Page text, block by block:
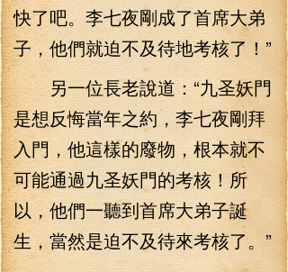
快了吧。李七夜剛成了首席大弟
子，他們就迫不及待地考核了！”
另一位長老說道：“九圣妖門
是想反悔當年之約，李七夜剛拜
入門，他這樣的廢物，根本就不
可能通過九圣妖門的考核！所
以，他們一聽到首席大弟子誕
生，當然是迫不及待來考核了。”